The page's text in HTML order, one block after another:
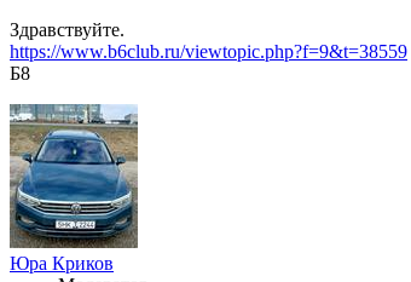
Здравствуйте.
https://www.b6club.ru/viewtopic.php?f=9&t=38559
Б8
Юра Криков